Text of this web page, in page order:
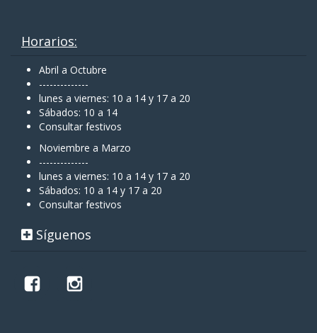
Horarios:
Abril a Octubre
--------------
lunes a viernes: 10 a 14 y 17 a 20
Sábados: 10 a 14
Consultar festivos
Noviembre a Marzo
--------------
lunes a viernes: 10 a 14 y 17 a 20
Sábados: 10 a 14 y 17 a 20
Consultar festivos
Síguenos